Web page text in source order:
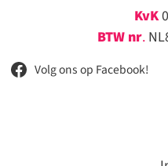
KvK
BTW nr.
Volg ons op Facebook!